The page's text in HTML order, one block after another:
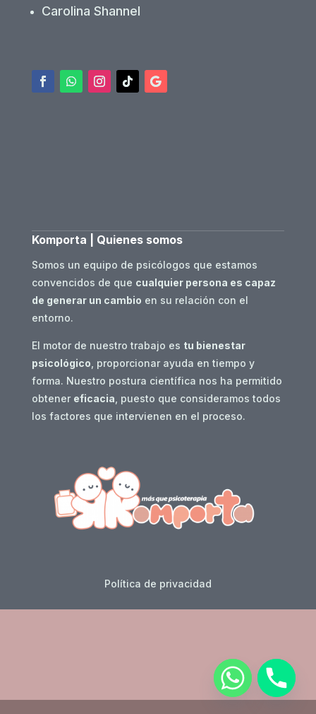
Carolina Shannel
Komporta | Quienes somos
Somos un equipo de psicólogos que estamos
convencidos de que cualquier persona es capaz
de generar un cambio en su relación con el
entorno.
El motor de nuestro trabajo es tu bienestar
psicológico , proporcionar ayuda en tiempo y
forma. Nuestro postura científica nos ha permitido
obtener eficacia , puesto que consideramos todos
los factores que intervienen en el proceso.
Política de privacidad